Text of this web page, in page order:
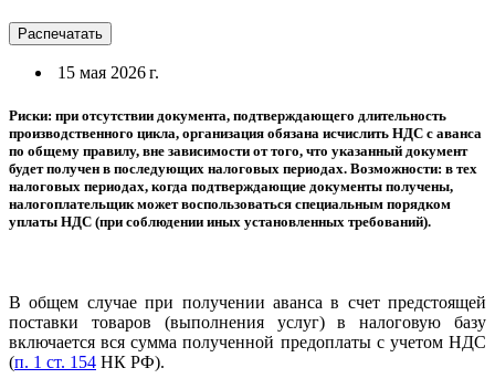
Распечатать
15 мая 2026 г.
Риски: при отсутствии документа, подтверждающего длительность
производственного цикла, организация обязана исчислить НДС с аванса
по общему правилу, вне зависимости от того, что указанный документ
будет получен в последующих налоговых периодах. Возможности: в тех
налоговых периодах, когда подтверждающие документы получены,
налогоплательщик может воспользоваться специальным порядком
уплаты НДС (при соблюдении иных установленных требований).
В общем случае при получении аванса в счет предстоящей
поставки товаров (выполнения услуг) в налоговую базу
включается вся сумма полученной предоплаты с учетом НДС
(п. 1 ст. 154 НК РФ).